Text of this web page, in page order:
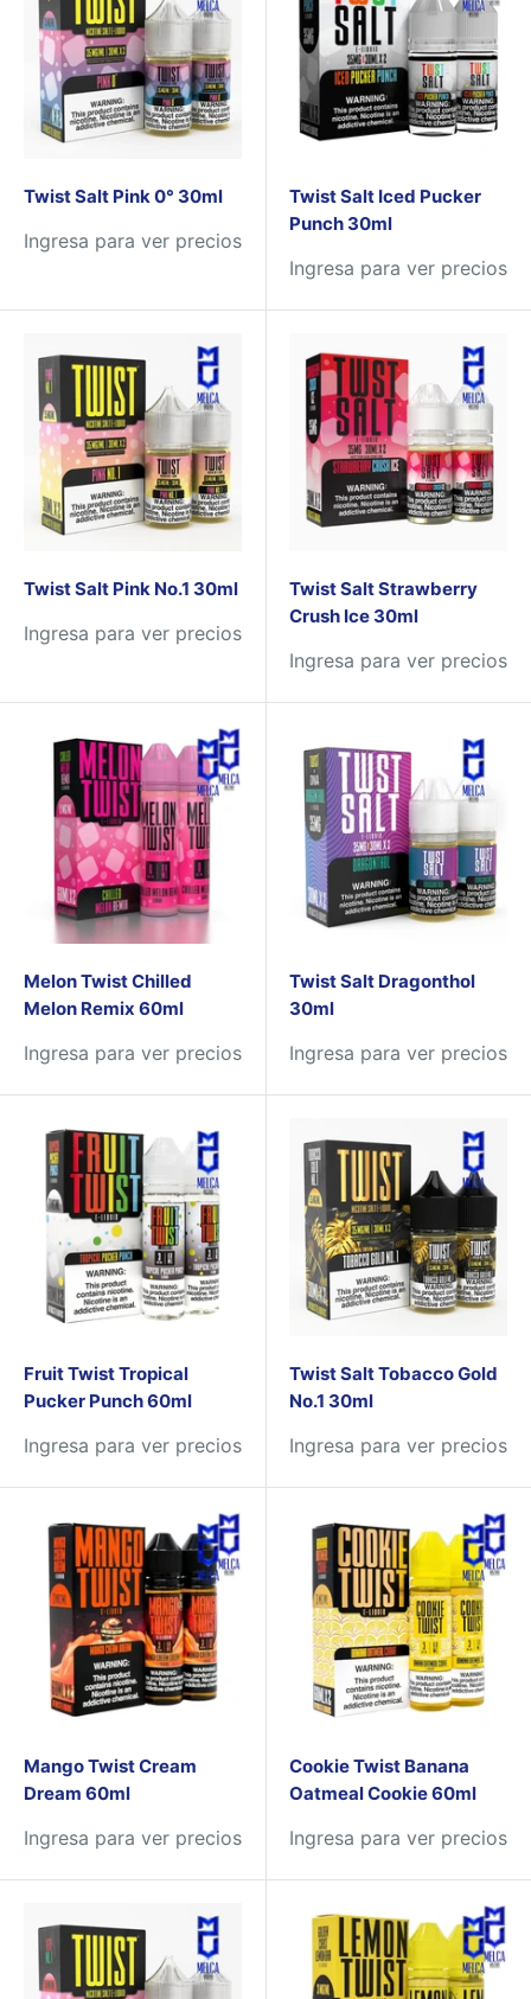
Twist Salt Pink 0° 30ml
Ingresa para ver precios
Twist Salt Iced Pucker
Punch 30ml
Ingresa para ver precios
Twist Salt Pink No.1 30ml
Ingresa para ver precios
Twist Salt Strawberry
Crush Ice 30ml
Ingresa para ver precios
Melon Twist Chilled
Melon Remix 60ml
Ingresa para ver precios
Twist Salt Dragonthol
30ml
Ingresa para ver precios
Fruit Twist Tropical
Pucker Punch 60ml
Ingresa para ver precios
Twist Salt Tobacco Gold
No.1 30ml
Ingresa para ver precios
Mango Twist Cream
Dream 60ml
Ingresa para ver precios
Cookie Twist Banana
Oatmeal Cookie 60ml
Ingresa para ver precios